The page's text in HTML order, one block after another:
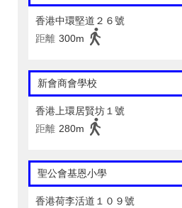
香港中環堅道２６號
距離 300m
新會商會學校
香港上環居賢坊１號
距離 280m
聖公會基恩小學
香港荷李活道１０９號